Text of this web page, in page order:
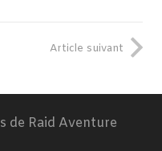
Article suivant
de Raid Aventure